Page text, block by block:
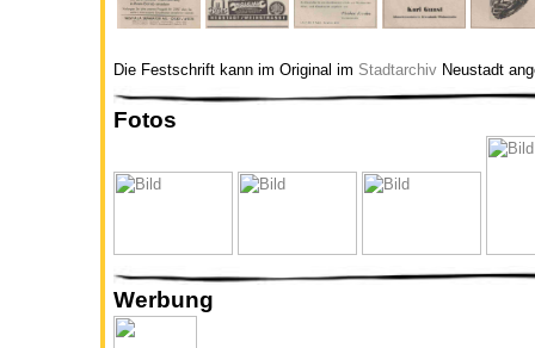
Die Festschrift kann im Original im Stadtarchiv Neustadt
Fotos
Werbung